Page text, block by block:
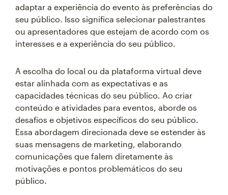
adaptar a experiência do evento às preferências do
seu público. Isso significa selecionar palestrantes
ou apresentadores que estejam de acordo com os
interesses e a experiência do seu público.
A escolha do local ou da plataforma virtual deve
estar alinhada com as expectativas e as
capacidades técnicas do seu público. Ao criar
conteúdo e atividades para eventos, aborde os
desafios e objetivos específicos do seu público.
Essa abordagem direcionada deve se estender às
suas mensagens de marketing, elaborando
comunicações que falem diretamente às
motivações e pontos problemáticos do seu
público.